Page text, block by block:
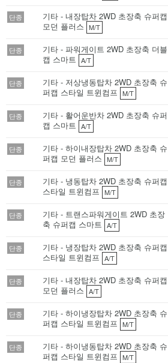
단종
기타 - 내장탑차 2WD 초장축 슈퍼캡
모던 플러스 M/T
단종
기타 - 파워게이트 2WD 초장축 더블
캡 스마트 A/T
단종
기타 - 저상냉동탑차 2WD 초장축 슈
퍼캡 스타일 트윈컴프 M/T
단종
기타 - 활어운반차 2WD 초장축 슈퍼
캡 스마트 A/T
단종
기타 - 하이내장탑차 2WD 초장축 슈
퍼캡 모던 플러스 M/T
단종
기타 - 냉동탑차 2WD 초장축 슈퍼캡
스타일 트윈컴프 M/T
단종
기타 - 트랜스파워게이트 2WD 초장
축 슈퍼캡 스마트 A/T
단종
기타 - 냉장탑차 2WD 초장축 슈퍼캡
스타일 트윈컴프 A/T
단종
기타 - 내장탑차 2WD 초장축 슈퍼캡
모던 플러스 A/T
단종
기타 - 하이냉장탑차 2WD 초장축 슈
퍼캡 스타일 트윈컴프 M/T
단종
기타 - 하이냉동탑차 2WD 초장축 슈
퍼캡 스타일 트윈컴프 M/T